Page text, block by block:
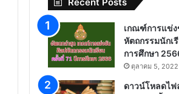
Recent Posts
เกณฑ์การแข่
หัตถกรรมนักเ
การศึกษา
ตุลาคม 5, 2022
ดาวน์โหลดไ